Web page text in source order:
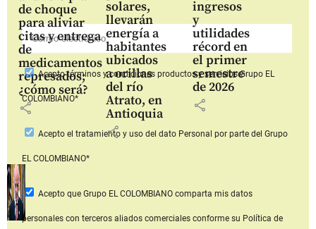
de choque
para aliviar
citas y entrega
de
medicamentos
represados;
¿cómo será?
share
solares,
llevarán
energía a
habitantes
ubicados
a orillas
del río
Atrato, en
Antioquia
share
ingresos
y
utilidades
récord en
el primer
semestre
de 2026
share
Aceptotérminos y condiciones productos y serviciosGrupo EL
COLOMBIANO*
Acepto el tratamiento y uso del dato Personal por parte del Grupo
EL COLOMBIANO*
Acepto que Grupo EL COLOMBIANOcomparta mis datos
personales con terceros aliados comerciales conforme su Política de